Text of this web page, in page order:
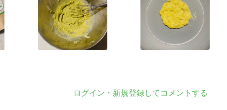
ログイン・新規登録してコメントする